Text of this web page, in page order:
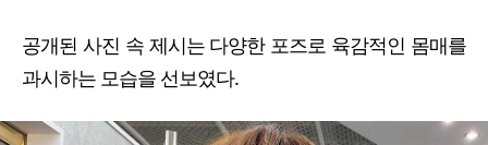
공개된 사진 속 제시는 다양한 포즈로 육감적인 몸매를
과시하는 모습을 선보였다.